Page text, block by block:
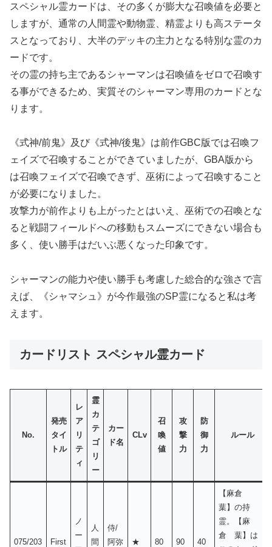
スペシャル霊カードは、その多くが膨大な召喚値を必要と
しますが、通常の人間霊や動物霊、精霊よりも高ステータ
スとなっており、大半のデッキの主力となる特別な霊のカ
ードです。
その霊の持ち主であるシャーマンは召喚値をゼロで召喚す
る事ができるため、実質そのシャーマン専用のカードとな
ります。
《式神/前鬼》及び《式神/後鬼》は前作GBC版では召喚フ
ェイズで召喚することができていましたが、GBA版から
は召喚フェイズで召喚できず、巫術によって召喚すること
が必要になりました。
攻撃力が前作よりも上がったとはいえ、巫術での召喚とな
ると戦闘フィールドへの移動もスムーズにできない場合も
多く、使い勝手はだいぶ悪くなった印象です。
シャーマンの能力や使い勝手も考慮した総合的な強さで言
えば、《シャマシュ》が今作最強のSP霊になると私は考
えます。
カードリスト スペシャル霊カード
No.
発売
タイ
トル
レ
ア
リ
テ
ィ
霊
カ
テ
ゴ
リ
ー
カー
ド名
CLv
召
喚
値
攻
撃
力
防
御
力
ルール
075/203 First
ノ
ー
人
間
侍/
阿弥
★ 80 90 40
【麻倉
葉】の持
霊。【麻
倉 葉】は